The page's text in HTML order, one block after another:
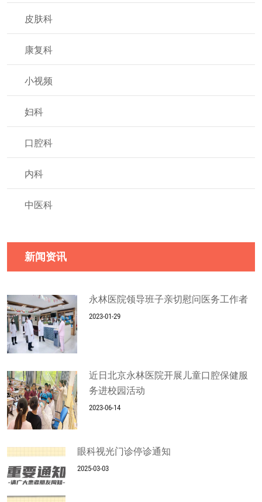
皮肤科
康复科
小视频
妇科
口腔科
内科
中医科
新闻资讯
永林医院领导班子亲切慰问医务工作者
2023-01-29
近日北京永林医院开展儿童口腔保健服
务进校园活动
2023-06-14
眼科视光门诊停诊通知
2025-03-03